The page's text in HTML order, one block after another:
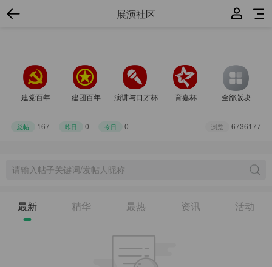
展演社区
建党百年 建团百年 演讲与口才杯 育嘉杯 全部版块
总帖 167 昨日 0 今日 0 浏览 6736177
最新 精华 最热 资讯 活动